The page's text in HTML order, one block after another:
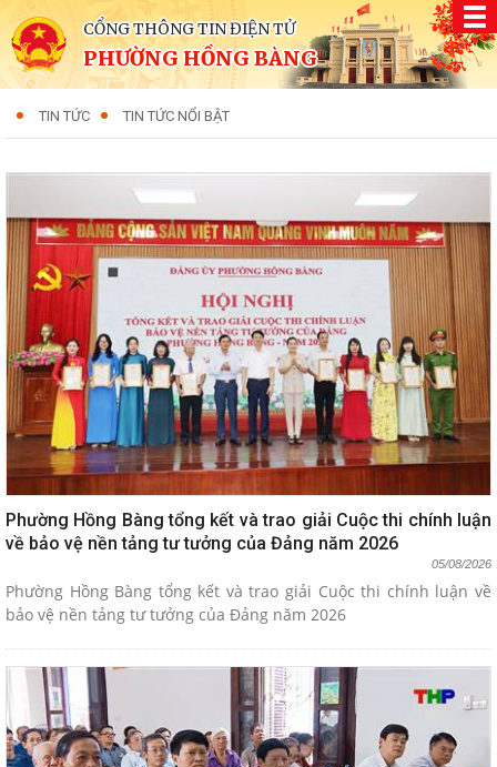
CỔNG THÔNG TIN ĐIỆN TỬ
PHƯỜNG HỒNG BÀNG
TIN TỨC TIN TỨC NỔI BẬT
Phường Hồng Bàng tổng kết và trao giải Cuộc thi chính luận
về bảo vệ nền tảng tư tưởng của Đảng năm 2026
05/08/2026
Phường Hồng Bàng tổng kết và trao giải Cuộc thi chính luận về
bảo vệ nền tảng tư tưởng của Đảng năm 2026